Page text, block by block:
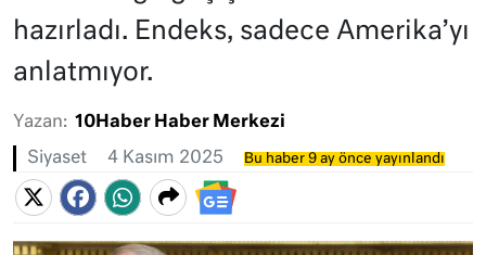
hazırladı. Endeks, sadece Amerika’yı
anlatmıyor.
Yazan: 10Haber Haber Merkezi
Siyaset 4 Kasım 2025 Bu haber 9 ay önce yayınlandı